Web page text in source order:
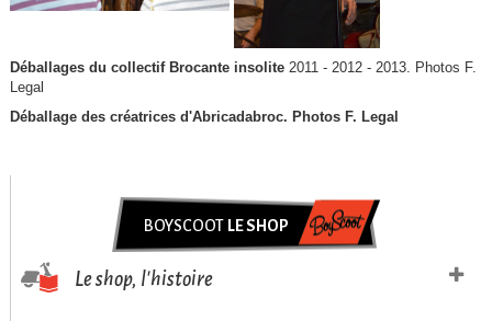
Déballages du collectif Brocante insolite2011 - 2012 - 2013. Photos F.
Legal
Déballage des créatrices d'Abricadabroc. Photos F. Legal
BOYSCOOT LE SHOP
Le shop, l'histoire